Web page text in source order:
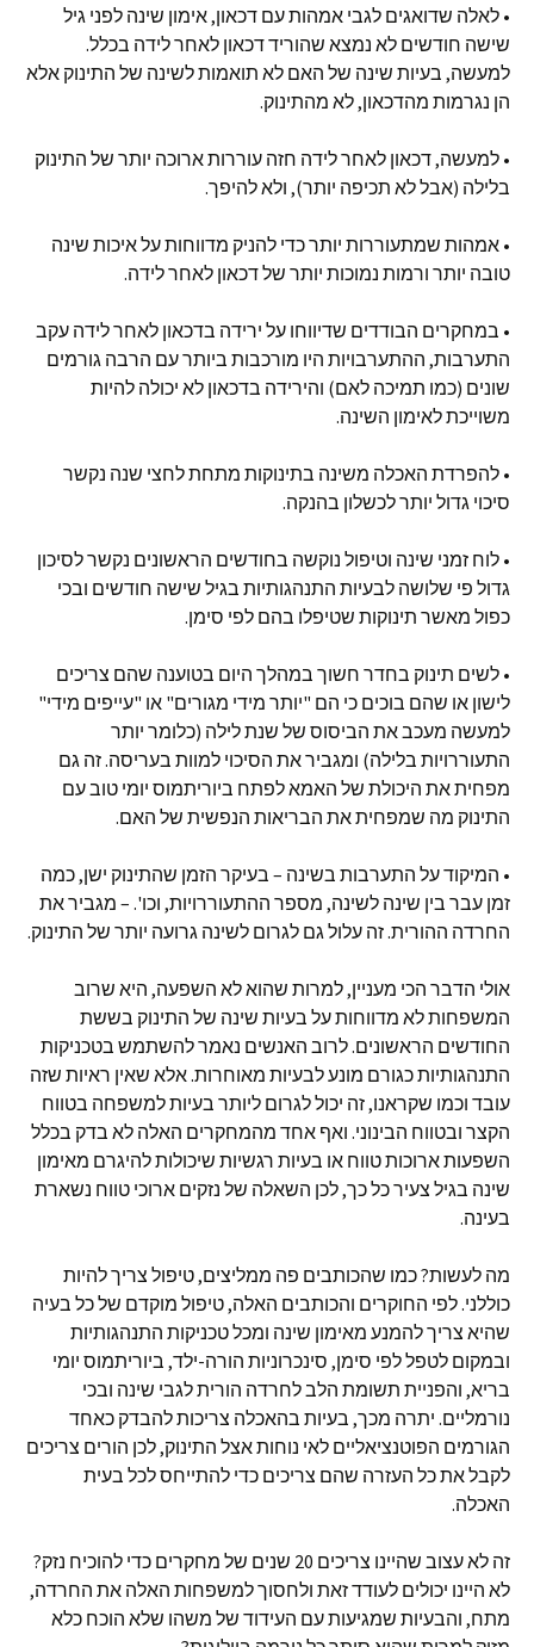
• לאלה שדואגים לגבי אמהות עם דכאון, אימון שינה לפני גיל
שישה חודשים לא נמצא שהוריד דכאון לאחר לידה בכלל.
למעשה, בעיות שינה של האם לא תואמות לשינה של התינוק אלא
הן נגרמות מהדכאון, לא מהתינוק.
• למעשה, דכאון לאחר לידה חזה עוררות ארוכה יותר של התינוק
בלילה (אבל לא תכיפה יותר), ולא להיפך.
• אמהות שמתעוררות יותר כדי להניק מדווחות על איכות שינה
טובה יותר ורמות נמוכות יותר של דכאון לאחר לידה.
• במחקרים הבודדים שדיווחו על ירידה בדכאון לאחר לידה עקב
התערבות, ההתערבויות היו מורכבות ביותר עם הרבה גורמים
שונים (כמו תמיכה לאם) והירידה בדכאון לא יכולה להיות
משוייכת לאימון השינה.
• להפרדת האכלה משינה בתינוקות מתחת לחצי שנה נקשר
סיכוי גדול יותר לכשלון בהנקה.
• לוח זמני שינה וטיפול נוקשה בחודשים הראשונים נקשר לסיכון
גדול פי שלושה לבעיות התנהגותיות בגיל שישה חודשים ובכי
כפול מאשר תינוקות שטיפלו בהם לפי סימן.
• לשים תינוק בחדר חשוך במהלך היום בטוענה שהם צריכים
לישון או שהם בוכים כי הם "יותר מידי מגורים" או "עייפים מידי"
למעשה מעכב את הביסוס של שנת לילה (כלומר יותר
התעוררויות בלילה) ומגביר את הסיכוי למוות בעריסה. זה גם
מפחית את היכולת של האמא לפתח ביוריתמוס יומי טוב עם
התינוק מה שמפחית את הבריאות הנפשית של האם.
• המיקוד על התערבות בשינה – בעיקר הזמן שהתינוק ישן, כמה
זמן עבר בין שינה לשינה, מספר ההתעוררויות, וכו'. – מגביר את
החרדה ההורית. זה עלול גם לגרום לשינה גרועה יותר של התינוק.
אולי הדבר הכי מעניין, למרות שהוא לא השפעה, היא שרוב
המשפחות לא מדווחות על בעיות שינה של התינוק בששת
החודשים הראשונים. לרוב האנשים נאמר להשתמש בטכניקות
התנהגותיות כגורם מונע לבעיות מאוחרות. אלא שאין ראיות שזה
עובד וכמו שקראנו, זה יכול לגרום ליותר בעיות למשפחה בטווח
הקצר ובטווח הבינוני. ואף אחד מהמחקרים האלה לא בדק בכלל
השפעות ארוכות טווח או בעיות רגשיות שיכולות להיגרם מאימון
שינה בגיל צעיר כל כך, לכן השאלה של נזקים ארוכי טווח נשארת
בעינה.
מה לעשות? כמו שהכותבים פה ממליצים, טיפול צריך להיות
כוללני. לפי החוקרים והכותבים האלה, טיפול מוקדם של כל בעיה
שהיא צריך להמנע מאימון שינה ומכל טכניקות התנהגותיות
ובמקום לטפל לפי סימן, סינכרוניות הורה-ילד, ביוריתמוס יומי
בריא, והפניית תשומת הלב לחרדה הורית לגבי שינה ובכי
נורמליים. יתרה מכך, בעיות בהאכלה צריכות להבדק כאחד
הגורמים הפוטנציאליים לאי נוחות אצל התינוק, לכן הורים צריכים
לקבל את כל העזרה שהם צריכים כדי להתייחס לכל בעית
האכלה.
זה לא עצוב שהיינו צריכים 20 שנים של מחקרים כדי להוכיח נזק?
לא היינו יכולים לעודד זאת ולחסוך למשפחות האלה את החרדה,
מתח, והבעיות שמגיעות עם העידוד של משהו שלא הוכח כלא